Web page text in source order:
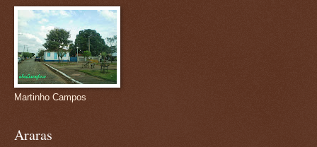
Martinho Campos
Araras